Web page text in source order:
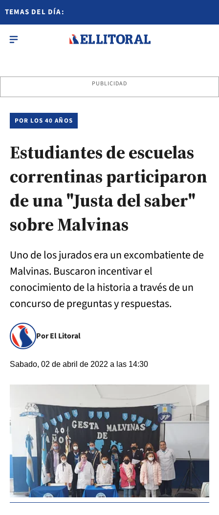
TEMAS DEL DÍA:
PUBLICIDAD
POR LOS 40 AÑOS
Estudiantes de escuelas
correntinas participaron
de una "Justa del saber"
sobre Malvinas
Uno de los jurados era un excombatiente de
Malvinas. Buscaron incentivar el
conocimiento de la historia a través de un
concurso de preguntas y respuestas.
Por El Litoral
Sabado, 02 de abril de 2022 a las 14:30